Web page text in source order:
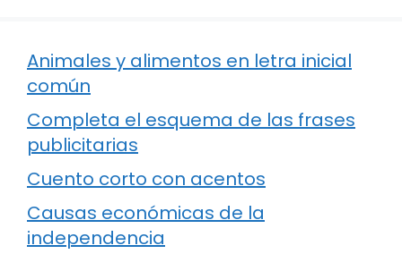
Animales y alimentos en letra inicial
común
Completa el esquema de las frases
publicitarias
Cuento corto con acentos
Causas económicas de la
independencia